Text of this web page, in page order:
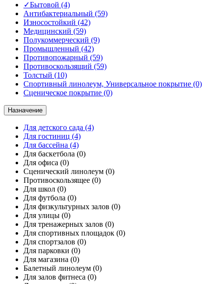
✓Бытовой (4)
Антибактериальный (59)
Износостойкий (42)
Медицинский (59)
Полукоммерческий (9)
Промышленный (42)
Противопожарный (59)
Противоскользящий (59)
Толстый (10)
Спортивный линолеум, Универсальное покрытие (0)
Сценическое покрытие (0)
Назначение
Для детского сада (4)
Для гостиниц (4)
Для бассейна (4)
Для баскетбола (0)
Для офиса (0)
Сценический линолеум (0)
Противоскользящее (0)
Для школ (0)
Для футбола (0)
Для физкультурных залов (0)
Для улицы (0)
Для тренажерных залов (0)
Для спортивных площадок (0)
Для спортзалов (0)
Для парковки (0)
Для магазина (0)
Балетный линолеум (0)
Для залов фитнеса (0)